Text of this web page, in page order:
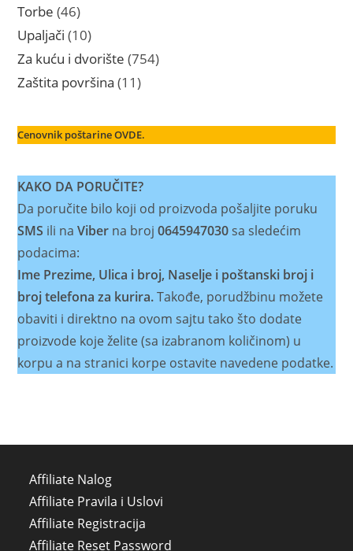
Torbe 4646
proizvoda
Upaljači 1010
proizvoda
Za kuću i dvorište 754754
Zaštita površina 1111
Cenovnik poštarine OVDE.
KAKO DA PORUČITE?
Da poručite bilo koji od proizvoda pošaljite poruku
SMS ili naViber na broj0645947030sa sledećim
podacima:
Ime Prezime, Ulica i broj, Naselje i poštanski broj i
broj telefona za kurira.Takođe, porudžbinu možete
obaviti i direktno na ovom sajtu tako što dodate
proizvode koje želite (sa izabranom količinom) u
korpu a na stranici korpe ostavite navedene podatke.
Affiliate Nalog
Affiliate Pravila i Uslovi
Affiliate Registracija
Affiliate Reset Password